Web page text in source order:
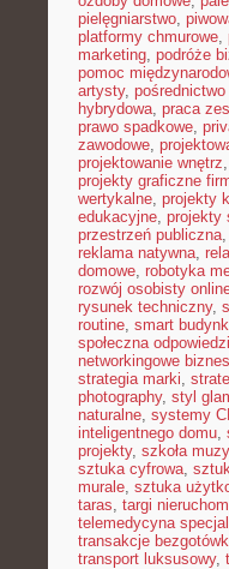
pielęgniarstwo,
platformy chmurowe,
marketing, podróże
pomoc
artysty,
hybrydowa, praca
prawo spadkowe,
zawodowe,
projektowanie wnętrz,
projekty graficzne
wertykalne, projekty
edukacyjne, projekty
przestrzeń publiczna,
reklama natywna,
domowe, robotyka
rozwój osobisty
rysunek techniczny,
routine, smart
społeczna
networkingowe
strategia marki,
photography, styl
naturalne, systemy
inteligentnego domu,
projekty, szkoła
sztuka cyfrowa,
murale, sztuka
taras, targi
telemedycyna
transakcje
transport luksusowy,